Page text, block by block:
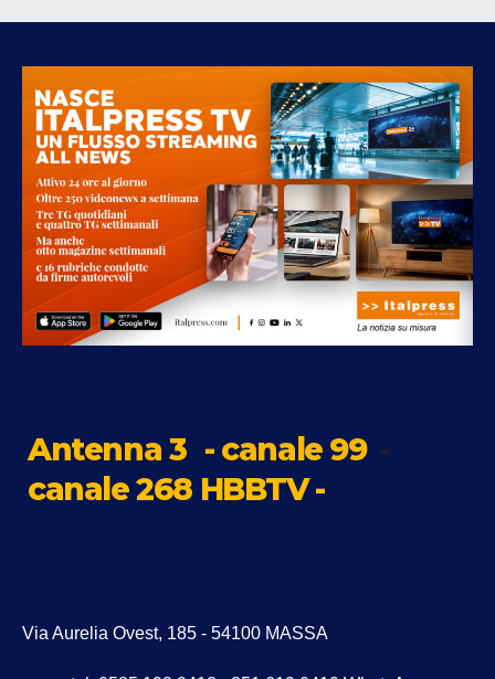
Antenna 3 - canale 99 -
canale 268 HBBTV -
Via Aurelia Ovest, 185 - 54100 MASSA